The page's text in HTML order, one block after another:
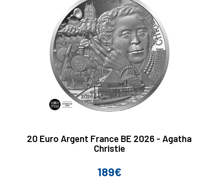
20 Euro Argent France BE 2026 - Agatha
Christie
Prix
189€